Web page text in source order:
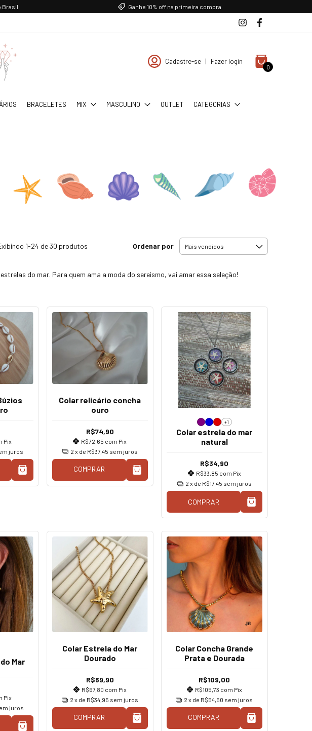
Brasil Ganhe 10% off na primeira compra
Cadastre-se | Fazer login
0
BRACELETES MIX MASCULINO OUTLET CATEGORIAS
1-24 de 30 produtos Ordenar por
do mar. Para quem ama a moda do sereismo, vai amar essa seleção!
Pix
juros
Colar relicário concha
ouro
R$74,90
R$72,65 com Pix
2 x de R$37,45 sem juros
COMPRAR
+1
Colar estrela do mar
natural
R$34,90
R$33,85 com Pix
2 x de R$17,45 sem juros
COMPRAR
Mar
Pix
juros
Colar Estrela do Mar
Dourado
R$69,90
R$67,80 com Pix
2 x de R$34,95 sem juros
COMPRAR
Colar Concha Grande
Prata e Dourada
R$109,00
R$105,73 com Pix
2 x de R$54,50 sem juros
COMPRAR